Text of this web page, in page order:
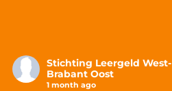
Stichting Leergeld West-
Brabant Oost
1 month ago